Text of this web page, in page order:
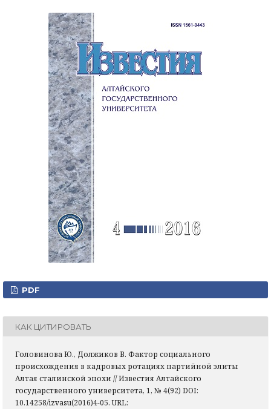
PDF
КАК ЦИТИРОВАТЬ
Головинова Ю., Должиков В. Фактор социального
происхождения в кадровых ротациях партийной элиты
Алтая сталинской эпохи // Известия Алтайского
государственного университета, 1, № 4(92) DOI:
10.14258/izvasu(2016)4-05. URL: